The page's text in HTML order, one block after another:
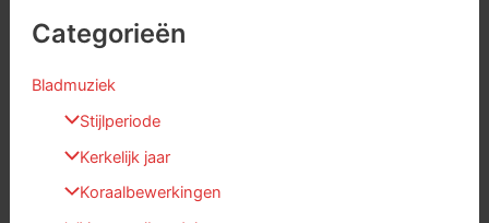
Categorieën
Bladmuziek
Stijlperiode
Kerkelijk jaar
Koraalbewerkingen